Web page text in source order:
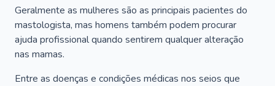
Geralmente as mulheres são as principais pacientes do
mastologista, mas homens também podem procurar
ajuda profissional quando sentirem qualquer alteração
nas mamas.
Entre as doenças e condições médicas nos seios que